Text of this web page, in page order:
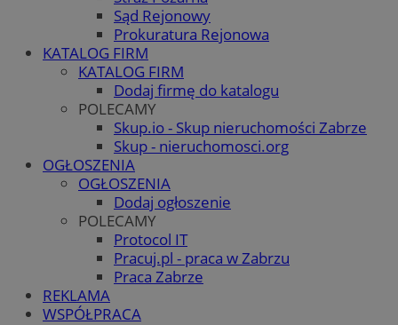
Sąd Rejonowy
Prokuratura Rejonowa
KATALOG FIRM
KATALOG FIRM
Dodaj firmę do katalogu
POLECAMY
Skup.io - Skup nieruchomości Zabrze
Skup - nieruchomosci.org
OGŁOSZENIA
OGŁOSZENIA
Dodaj ogłoszenie
POLECAMY
Protocol IT
Pracuj.pl - praca w Zabrzu
Praca Zabrze
REKLAMA
WSPÓŁPRACA